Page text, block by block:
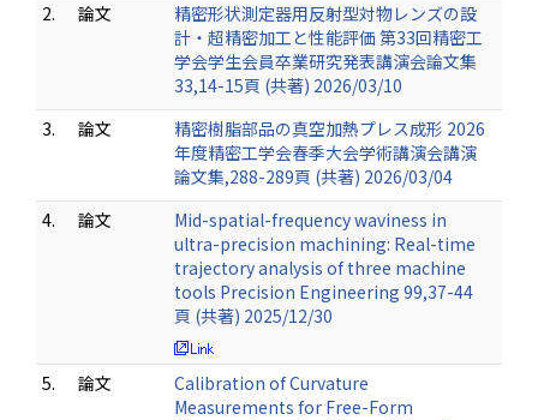
2. 論文
精密形状測定器用反射型対物レンズの設
計・超精密加工と性能評価 第33回精密工
学会学生会員卒業研究発表講演会論文集
33,14-15頁 (共著) 2026/03/10
3.
論文
精密樹脂部品の真空加熱プレス成形 2026
年度精密工学会春季大会学術講演会講演
論文集,288-289頁 (共著) 2026/03/04
4.
論文
Mid-spatial-frequency waviness in
ultra-precision machining: Real-time
trajectory analysis of three machine
tools Precision Engineering 99,37-44
頁 (共著) 2025/12/30
5. 論文
Calibration of Curvature
Measurements for Free-Form